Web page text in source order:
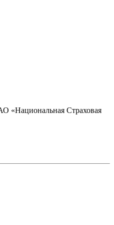
«Национальная Страховая